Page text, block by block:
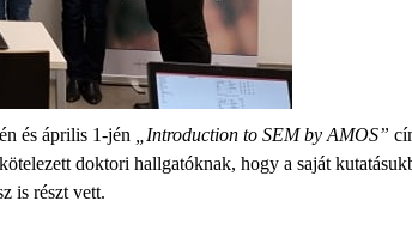
és április 1-jén „Introduction to SEM by AMOS”
doktori hallgatóknak, hogy a saját
is részt vett.